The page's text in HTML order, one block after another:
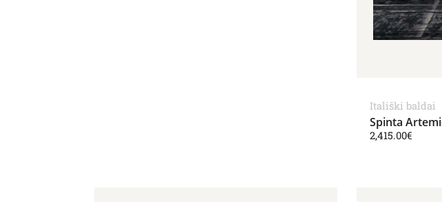
Itališki baldai
Spinta
2,415.00€